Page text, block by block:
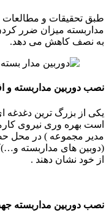
طبق تحقیقات و مطالعات
مداربسته میزان ضرر
به نصف کاهش می دهد.
نصب دوربین مداربسته و
یکی از بزرگ ترین دغدغه
است بهره وری نیروی
مدیر مجموعه ) در محل
(دوبین های مداربسته
از خود نشان دهند .
نصب دوربین مداربسته